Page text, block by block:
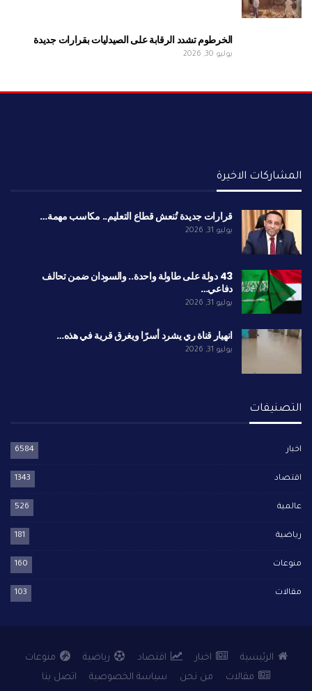
الخرطوم تشدد الرقابة على الصيدليات بقرارات جديدة
يوليو 30, 2026
المشاركات الاخيرة
قرارات جديدة تُنعش قطاع التعليم.. مكاسب مهمة…
يوليو 31, 2026
43 دولة على طاولة واحدة.. والسودان ضمن تحالف
دفاعي…
يوليو 31, 2026
انهيار قناة ري يشرد أسرًا ويغرق قرية في هذه…
يوليو 31, 2026
التصنيفات
اخبار 6584
اقتصاد 1343
عالمية 526
رياضية 181
منوعات 160
مقالات 103
الرئيسية اخبار اقتصاد رياضية
منوعات
مقالات
من نحن سياسة الخصوصية اتصل بنا